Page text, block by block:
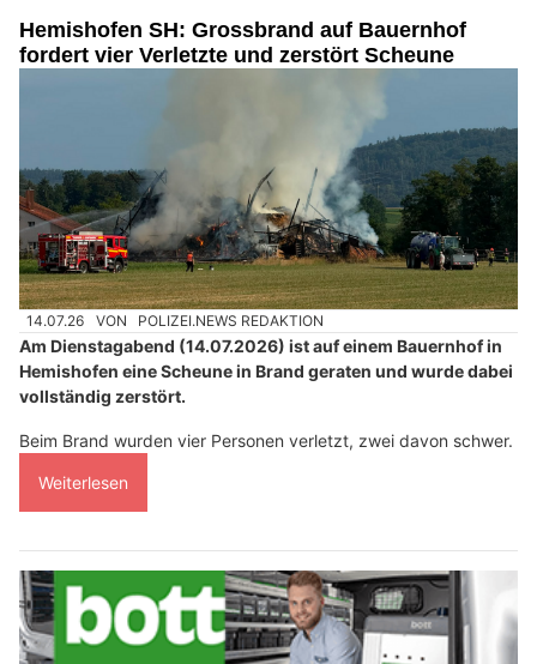
Hemishofen SH: Grossbrand auf Bauernhof
fordert vier Verletzte und zerstört Scheune
14.07.26 VON POLIZEI.NEWS REDAKTION
Am Dienstagabend (14.07.2026) ist auf einem Bauernhof in
Hemishofen eine Scheune in Brand geraten und wurde dabei
vollständig zerstört.
Beim Brand wurden vier Personen verletzt, zwei davon schwer.
Weiterlesen